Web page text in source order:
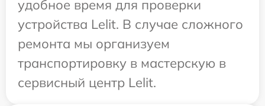
удобное время для проверки
устройства Lelit. В случае сложного
ремонта мы организуем
транспортировку в мастерскую в
сервисный центр Lelit.